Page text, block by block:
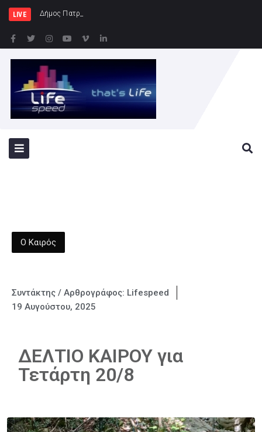
LIVE Δήμος Πατρέων : Τα παιδιά των Ημ
Ο Καιρός
Συντάκτης / Αρθρογράφος: Lifespeed
19 Αυγούστου, 2025
ΔΕΛΤΙΟ ΚΑΙΡΟΥ για
Τετάρτη 20/8